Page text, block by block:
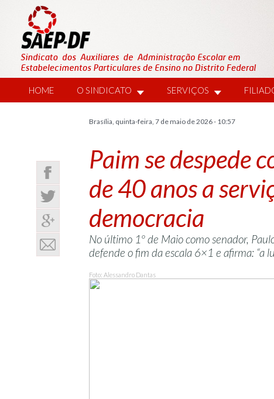
HOME O SINDICATO SERVIÇOS
Brasília, quinta-feira, 7 de maio de 2026 - 10:57
Paim se despede
de 40 anos a
democracia
No último 1º de Maio como senador,
defende o fim da escala 6×1 e afirma: “a
Foto: Alessandro Dantas